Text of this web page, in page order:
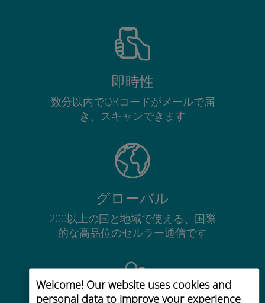
Welcome! Our website uses cookies and
personal data to improve your experience
即時性
数分以内でQRコードがメールで届
き、スキャンできます
グローバル
200以上の国と地域で使える、国際
的な高品位のセルラー通信です